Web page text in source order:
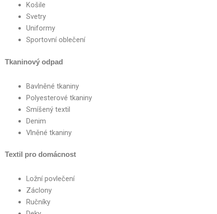
Košile
Svetry
Uniformy
Sportovní oblečení
Tkaninový odpad
Bavlněné tkaniny
Polyesterové tkaniny
Smíšený textil
Denim
Vlněné tkaniny
Textil pro domácnost
Ložní povlečení
Záclony
Ručníky